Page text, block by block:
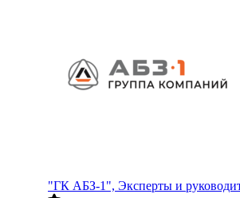
"ГК АБЗ-1", Эксперты и